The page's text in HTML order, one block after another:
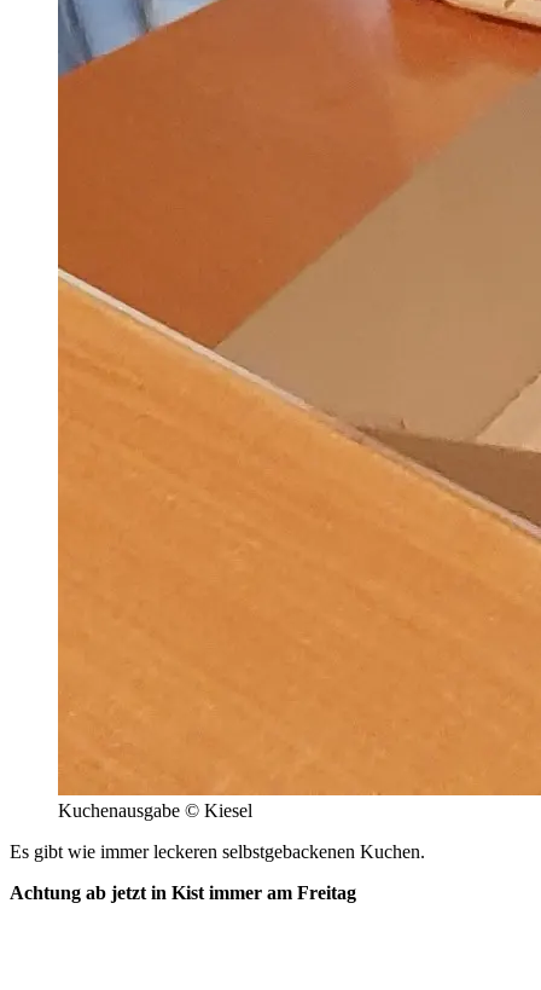
Kuchenausgabe © Kiesel
Es gibt wie immer leckeren selbstgebackenen Kuchen.
Achtung ab jetzt in Kist immer am Freitag